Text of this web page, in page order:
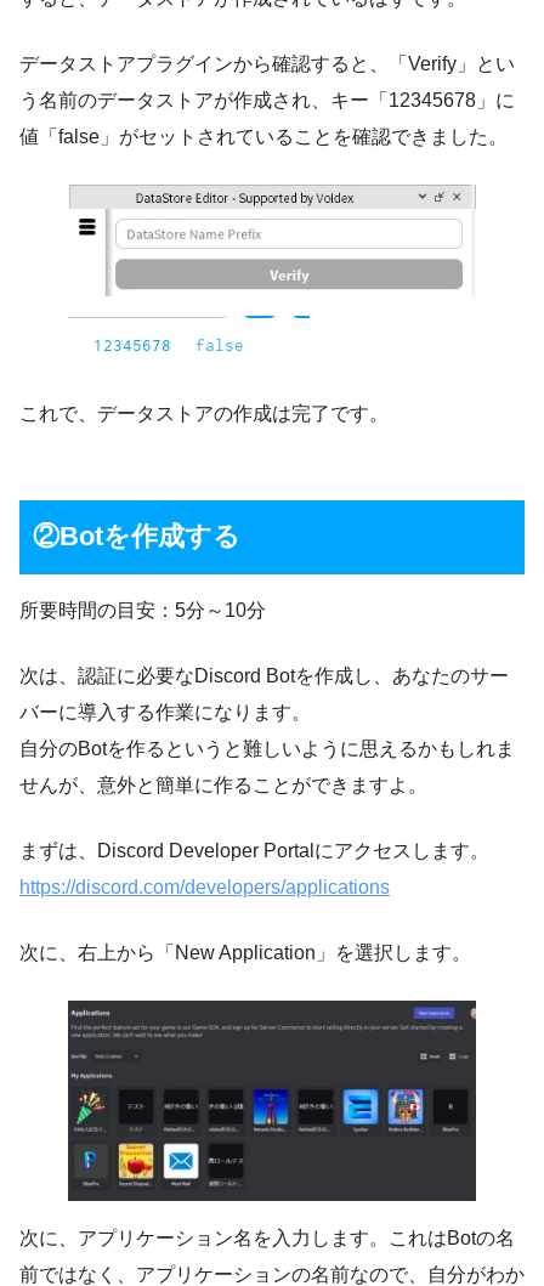
データストアプラグインから確認すると、「Verify」とい
う名前のデータストアが作成され、キー「12345678」に
値「false」がセットされていることを確認できました。
これで、データストアの作成は完了です。
②Botを作成する
所要時間の目安：5分～10分
次は、認証に必要なDiscord Botを作成し、あなたのサー
バーに導入する作業になります。
自分のBotを作るというと難しいように思えるかもしれま
せんが、意外と簡単に作ることができますよ。
まずは、Discord Developer Portalにアクセスします。
https://discord.com/developers/applications
次に、右上から「New Application」を選択します。
次に、アプリケーション名を入力します。これはBotの名
前ではなく、アプリケーションの名前なので、自分がわか